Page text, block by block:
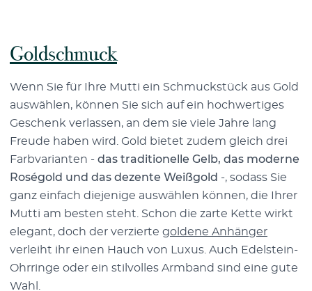
Goldschmuck
Wenn Sie für Ihre Mutti ein Schmuckstück aus Gold
auswählen, können Sie sich auf ein hochwertiges
Geschenk verlassen, an dem sie viele Jahre lang
Freude haben wird. Gold bietet zudem gleich drei
Farbvarianten - das traditionelle Gelb, das moderne
Roségold und das dezente Weißgold -, sodass Sie
ganz einfach diejenige auswählen können, die Ihrer
Mutti am besten steht. Schon die zarte Kette wirkt
elegant, doch der verzierte goldene Anhänger
verleiht ihr einen Hauch von Luxus. Auch Edelstein-
Ohrringe oder ein stilvolles Armband sind eine gute
Wahl.